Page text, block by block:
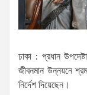
ঢাকা : প্রধান
জীবনমান উন্নয়নে
নির্দেশ দিয়েছেন।